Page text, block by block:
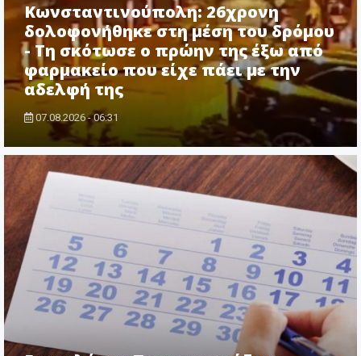
Κωνσταντινούπολη: 26χρονη
δολοφονήθηκε στη μέση του δρόμου
- Τη σκότωσε ο πρώην της έξω από
φαρμακείο που είχε πάει με την
αδελφή της
07.08.2026 - 06:31